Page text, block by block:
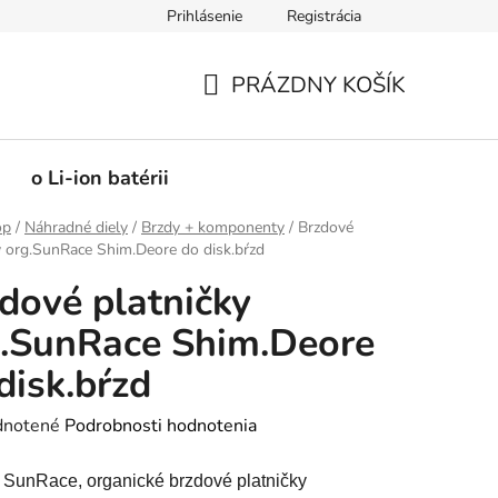
Prihlásenie Registrácia
PRÁZDNY KOŠÍK
o Li-ion batérii
/ Náhradné diely / Brzdy + komponenty / Brzdové
Shim.Deore do disk.bŕzd
platničky
Shim.Deore
Podrobnosti hodnotenia
organické brzdové platničky